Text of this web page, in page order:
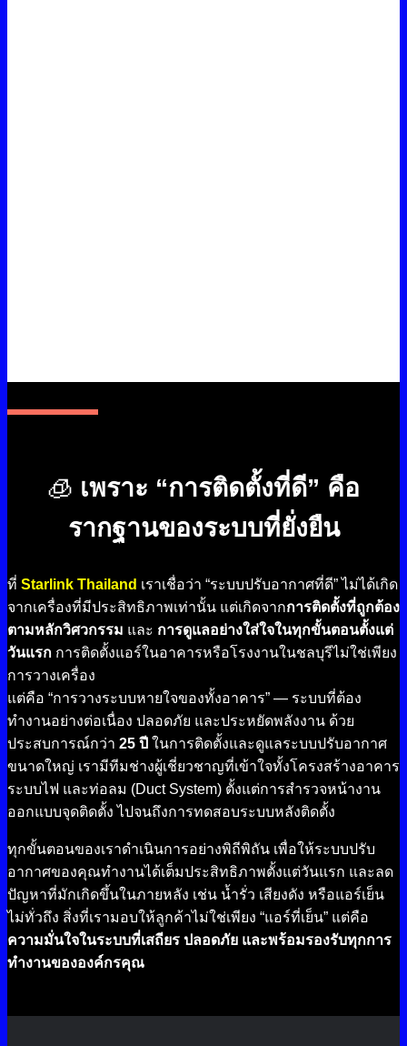
🧊 เพราะ “การติดตั้งที่ดี” คือ
รากฐานของระบบที่ยั่งยืน
ที่ Starlink Thailand เราเชื่อว่า “ระบบปรับอากาศที่ดี” ไม่ได้เกิด
จากเครื่องที่มีประสิทธิภาพเท่านั้น แต่เกิดจากการติดตั้งที่ถูกต้อง
ตามหลักวิศวกรรม และ การดูแลอย่างใส่ใจในทุกขั้นตอนตั้งแต่
วันแรก การติดตั้งแอร์ในอาคารหรือโรงงานในชลบุรีไม่ใช่เพียง
การวางเครื่อง
แต่คือ “การวางระบบหายใจของทั้งอาคาร” — ระบบที่ต้อง
ทำงานอย่างต่อเนื่อง ปลอดภัย และประหยัดพลังงาน ด้วย
ประสบการณ์กว่า 25 ปี ในการติดตั้งและดูแลระบบปรับอากาศ
ขนาดใหญ่ เรามีทีมช่างผู้เชี่ยวชาญที่เข้าใจทั้งโครงสร้างอาคาร
ระบบไฟ และท่อลม (Duct System) ตั้งแต่การสำรวจหน้างาน
ออกแบบจุดติดตั้ง ไปจนถึงการทดสอบระบบหลังติดตั้ง
ทุกขั้นตอนของเราดำเนินการอย่างพิถีพิถัน เพื่อให้ระบบปรับ
อากาศของคุณทำงานได้เต็มประสิทธิภาพตั้งแต่วันแรก และลด
ปัญหาที่มักเกิดขึ้นในภายหลัง เช่น น้ำรั่ว เสียงดัง หรือแอร์เย็น
ไม่ทั่วถึง สิ่งที่เรามอบให้ลูกค้าไม่ใช่เพียง “แอร์ที่เย็น” แต่คือ
ความมั่นใจในระบบที่เสถียร ปลอดภัย และพร้อมรองรับทุกการ
ทำงานขององค์กรคุณ